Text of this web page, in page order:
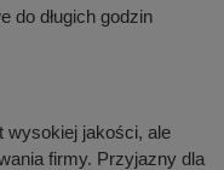
do długich godzin
wysokiej jakości, ale
firmy. Przyjazny dla